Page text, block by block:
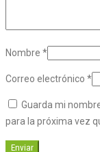
Nombre *
Correo electrónico *
Guarda mi
para la próxima vez